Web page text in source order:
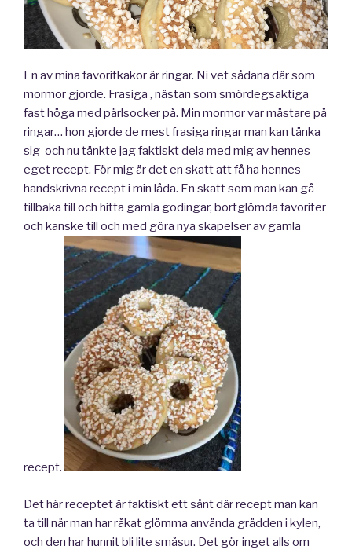
En av mina favoritkakor är ringar. Ni vet sådana där som
mormor gjorde. Frasiga , nästan som smördegsaktiga
fast höga med pärlsocker på. Min mormor var mästare på
ringar… hon gjorde de mest frasiga ringar man kan tänka
sig och nu tänkte jag faktiskt dela med mig av hennes
eget recept. För mig är det en skatt att få ha hennes
handskrivna recept i min låda. En skatt som man kan gå
tillbaka till och hitta gamla godingar, bortglömda favoriter
och kanske till och med göra nya skapelser av gamla
recept.
Det här receptet är faktiskt ett sånt där recept man kan
ta till när man har råkat glömma använda grädden i kylen,
och den har hunnit bli lite småsur. Det gör inget alls om